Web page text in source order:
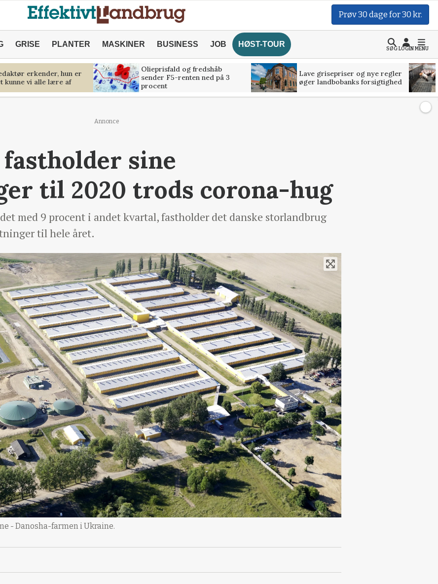
Prøv 30 dage for 30 kr.
GRISE PLANTER MASKINER BUSINESS JOB HØST-TOUR
SØGLOGINMENU
erkender, hun er
kunne vi alle lære af
Olieprisfald og fredshåb
sender F5-renten ned på 3
procent
Lave grisepriser og nye regler
øger landbobanks forsigtighed
Annonce
sine
til 2020 trods corona-hug
med 9 procent i andet kvartal, fastholder det danske storlandbrug
til hele året.
- Danosha-farmen i Ukraine.